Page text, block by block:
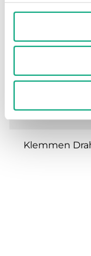
(elektronisch)
Klemmentyp
Klemmen